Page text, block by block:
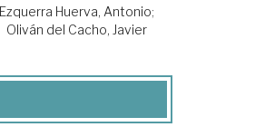
Ezquerra Huerva, Antonio;
Oliván del Cacho, Javier